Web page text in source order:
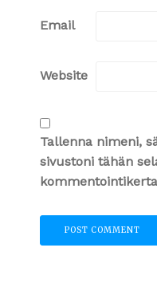
Email
Website
Tallenna nimeni,
sivustoni tähän